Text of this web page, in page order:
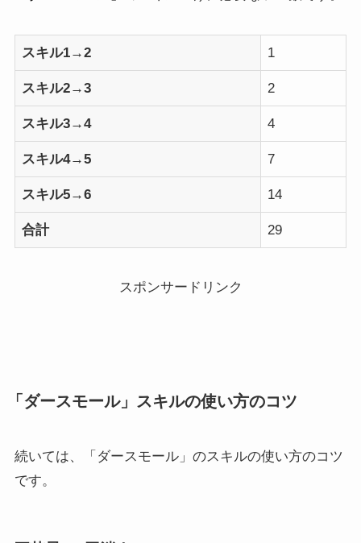
スキル1→2 1
スキル2→3 2
スキル3→4 4
スキル4→5 7
スキル5→6 14
合計 29
スポンサードリンク
「ダースモール」スキルの使い方のコツ
続いては、「ダースモール」のスキルの使い方のコツ
です。